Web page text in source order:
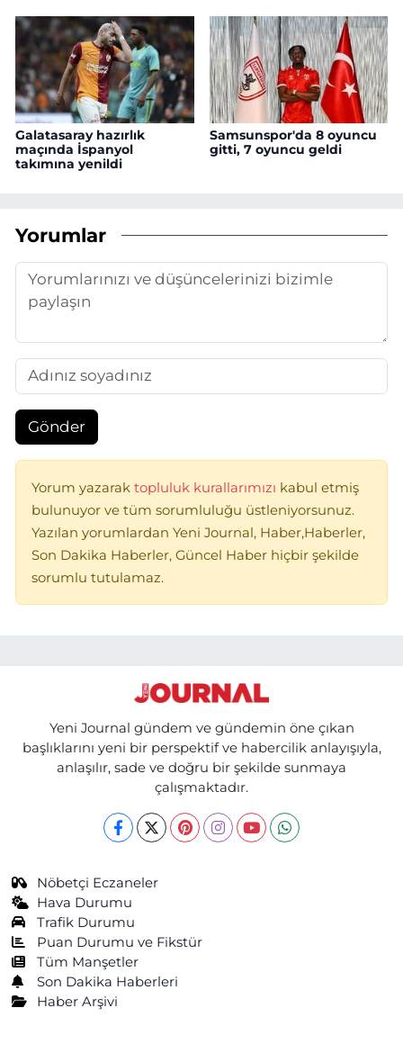
Galatasaray hazırlık
maçında İspanyol
takımına yenildi
Samsunspor'da 8 oyuncu
gitti, 7 oyuncu geldi
Yorumlar
Gönder
Yorum yazarak topluluk kurallarımızı kabul etmiş
bulunuyor ve tüm sorumluluğu üstleniyorsunuz.
Yazılan yorumlardan Yeni Journal, Haber,Haberler,
Son Dakika Haberler, Güncel Haber hiçbir şekilde
sorumlu tutulamaz.
Yeni Journal gündem ve gündemin öne çıkan
başlıklarını yeni bir perspektif ve habercilik anlayışıyla,
anlaşılır, sade ve doğru bir şekilde sunmaya
çalışmaktadır.
Nöbetçi Eczaneler
Hava Durumu
Trafik Durumu
Puan Durumu ve Fikstür
Tüm Manşetler
Son Dakika Haberleri
Haber Arşivi